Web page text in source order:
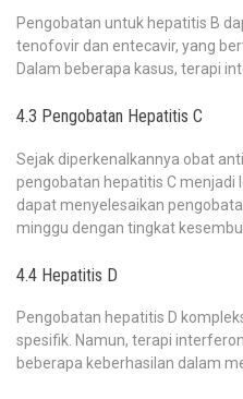
Pengobatan untuk hepatitis B
tenofovir dan entecavir, yang
Dalam beberapa kasus, terapi
4.3 Pengobatan Hepatitis C
Sejak diperkenalkannya obat
pengobatan hepatitis C menjadi
dapat menyelesaikan
minggu dengan tingkat
4.4 Hepatitis D
Pengobatan hepatitis D
spesifik. Namun, terapi
beberapa keberhasilan dalam